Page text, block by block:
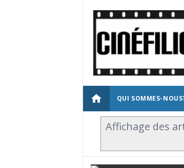
home QUI SOMMES-
Affichage des